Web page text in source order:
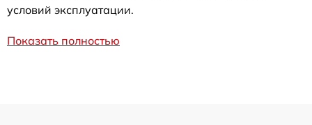
условий эксплуатации.
Показать полностью